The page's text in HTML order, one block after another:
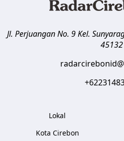
Jl. Perjuangan No. 9 Kel.
45132
Lokal
Kota Cirebon